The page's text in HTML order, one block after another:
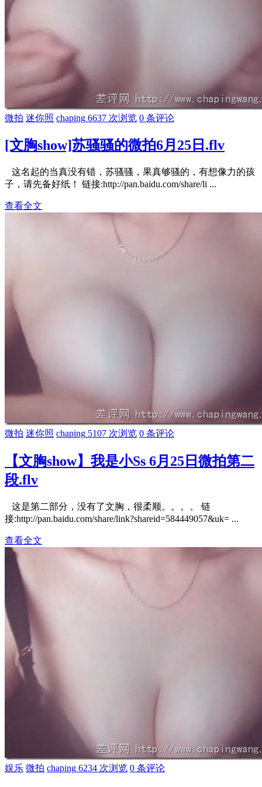
微拍 迷你照 chaping 6637 次浏览 0 条评论
[文胸show]苏骚骚的微拍6月25日.flv
这名起的当真没有错，苏骚骚，果真够骚的，有想像力的孩
子，请先备好纸！ 链接:http://pan.baidu.com/share/li ...
查看全文
微拍 迷你照 chaping 5107 次浏览 0 条评论
【文胸show】我是小Ss 6月25日微拍第二
段.flv
这是第二部分，没有了文胸，很柔顺。。。。 链
接:http://pan.baidu.com/share/link?shareid=584449057&uk= ...
查看全文
娱乐 微拍 chaping 6234 次浏览 0 条评论